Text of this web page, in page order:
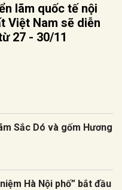
lãm quốc tế nội
Việt Nam sẽ diễn
27 - 30/11
Sắc Dó và gốm Hương
Hà Nội phố” bắt đầu